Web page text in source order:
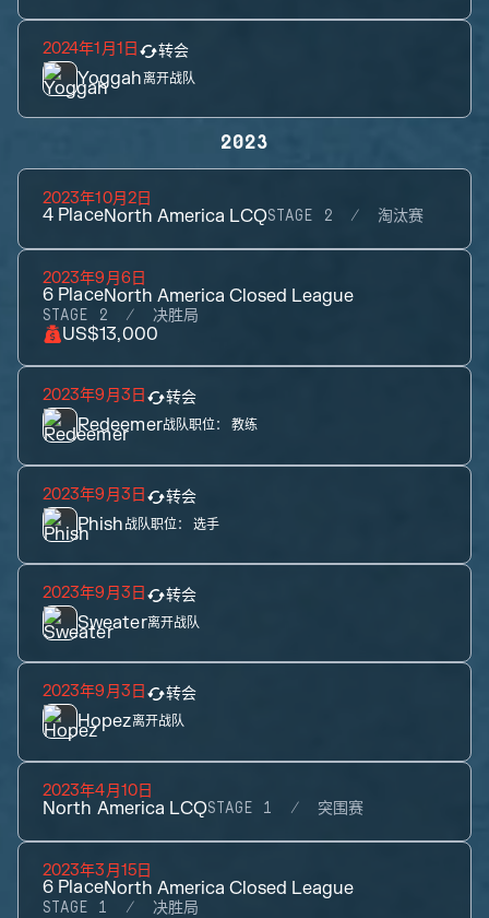
2024年1月1日 转会
Yoggah离开战队
2023
2023年10月2日
4 PlaceNorth America LCQSTAGE 2 淘汰赛
2023年9月6日
6 PlaceNorth America Closed League
STAGE 2 决胜局
US$13,000
2023年9月3日 转会
Redeemer战队职位： 教练
2023年9月3日 转会
Phish战队职位： 选手
2023年9月3日 转会
Sweater离开战队
2023年9月3日 转会
Hopez离开战队
2023年4月10日
North America LCQSTAGE 1 突围赛
2023年3月15日
6 PlaceNorth America Closed League
STAGE 1 决胜局